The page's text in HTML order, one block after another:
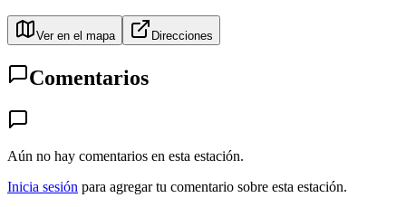
Ver en el mapa Direcciones
Comentarios
Aún no hay comentarios en esta estación.
Inicia sesión para agregar tu comentario sobre esta estación.